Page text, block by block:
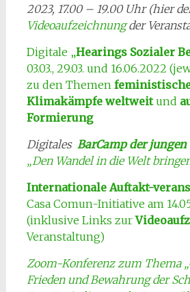
2023, 17.00 – 19.00 Uhr (hier
Videoaufzeichnungder
Digitale „Hearings Sozialer
03.03., 29.03. und 16.06.2022
zu den Themen
Klimakämpfe weltweitund
Formierung
Digitales BarCamp der jungen
„Den Wandel in die Welt
Internationale Auftakt-
Casa Comun-Initiative am
(inklusive Links zur
Veranstaltung)
Zoom-Konferenz zum Thema
Frieden und Bewahrung der